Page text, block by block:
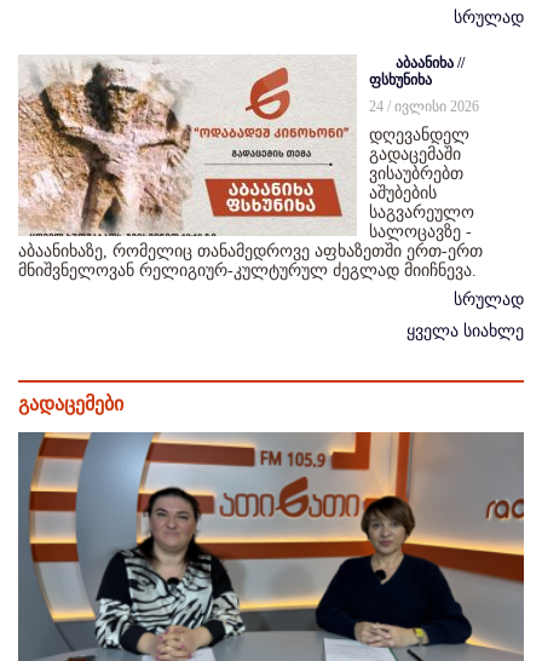
სრულად
აბაანიხა //
ფსხუნიხა
24 / ივლისი 2026
დღევანდელ
გადაცემაში
ვისაუბრებთ
აშუბების
საგვარეულო
სალოცავზე -
აბაანიხაზე, რომელიც თანამედროვე აფხაზეთში ერთ-ერთ
მნიშვნელოვან რელიგიურ-კულტურულ ძეგლად მიიჩნევა.
სრულად
ყველა სიახლე
გადაცემები